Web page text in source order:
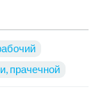
прачечной